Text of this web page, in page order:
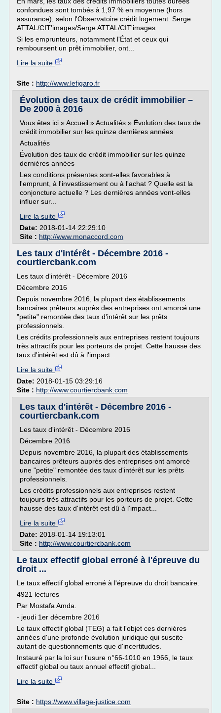
confondues sont tombés à 1,97 % en moyenne (hors
assurance), selon l'Observatoire crédit logement. Serge
ATTAL/CIT'images/Serge ATTAL/CIT'images
Si les emprunteurs, notamment l'État et ceux qui
remboursent un prêt immobilier, ont...
Lire la suite
Site : http://www.lefigaro.fr
Évolution des taux de crédit immobilier –
De 2000 à 2016
Vous êtes ici » Accueil » Actualités » Évolution des taux de
crédit immobilier sur les quinze dernières années
Actualités
Évolution des taux de crédit immobilier sur les quinze
dernières années
Les conditions présentes sont-elles favorables à
l'emprunt, à l'investissement ou à l'achat ? Quelle est la
conjoncture actuelle ? Les dernières années vont-elles
influer sur...
Lire la suite
Date: 2018-01-14 22:29:10
Site : http://www.monaccord.com
Les taux d'intérêt - Décembre 2016 -
courtiercbank.com
Les taux d'intérêt - Décembre 2016
Décembre 2016
Depuis novembre 2016, la plupart des établissements
bancaires prêteurs auprès des entreprises ont amorcé une
"petite" remontée des taux d'intérêt sur les prêts
professionnels.
Les crédits professionnels aux entreprises restent toujours
très attractifs pour les porteurs de projet. Cette hausse des
taux d'intérêt est dû à l'impact...
Lire la suite
Date: 2018-01-15 03:29:16
Site : http://www.courtiercbank.com
Les taux d'intérêt - Décembre 2016 -
courtiercbank.com
Les taux d'intérêt - Décembre 2016
Décembre 2016
Depuis novembre 2016, la plupart des établissements
bancaires prêteurs auprès des entreprises ont amorcé
une "petite" remontée des taux d'intérêt sur les prêts
professionnels.
Les crédits professionnels aux entreprises restent
toujours très attractifs pour les porteurs de projet. Cette
hausse des taux d'intérêt est dû à l'impact...
Lire la suite
Date: 2018-01-14 19:13:01
Site : http://www.courtiercbank.com
Le taux effectif global erroné à l'épreuve du
droit ...
Le taux effectif global erroné à l'épreuve du droit bancaire.
4921 lectures
Par Mostafa Amda.
- jeudi 1er décembre 2016
Le taux effectif global (TEG) a fait l'objet ces dernières
années d'une profonde évolution juridique qui suscite
autant de questionnements que d'incertitudes.
Instauré par la loi sur l'usure n°66-1010 en 1966, le taux
effectif global ou taux annuel effectif global...
Lire la suite
Site : https://www.village-justice.com